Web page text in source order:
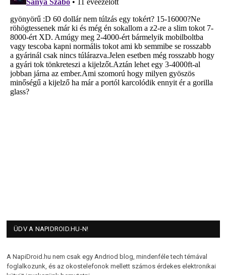
ÜDV A NAPIDROID.HU-N!
A NapiDroid.hu nem csak egy Andriod blog, mindenféle tech témával
foglalkozunk, és az okostelefonok mellett számos érdekes elektronikai